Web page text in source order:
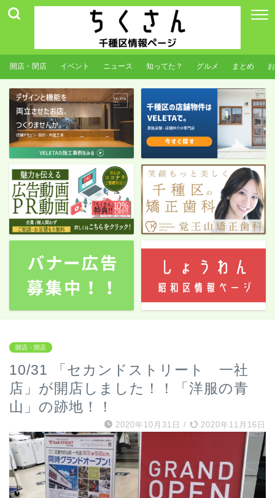
開店・閉店 イベント ニュース 知ってた？ グルメ まとめ
開店・閉店
10/31 「セカンドストリート 一社
店」が開店しました！！「洋服の青
山」の跡地！！
2020年10月31日 / 2020年11月16日